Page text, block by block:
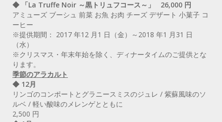
◆ 「La Truffe Noir ～黒トリュフコース～」 26,000 円
アミューズ ブーシュ 前菜 お魚 お肉 チーズ デザート 小菓子 コ
ーヒー
※提供期間： 2017 年12 月1 日（金）～2018 年1 月31 日
（水）
※クリスマス・年末年始を除く、ディナータイムのご提供とな
ります。
季節のアラカルト
◆ 12月
リンゴのコンポートとグラニースミスのジュレ / 紫蘇風味のソ
ルベ / 軽い酸味のメレンゲとともに
2,500 円